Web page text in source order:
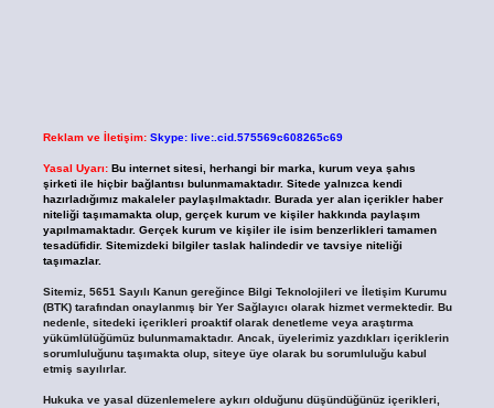
Reklam ve İletişim: Skype: live:.cid.575569c608265c69
Yasal Uyarı: Bu internet sitesi, herhangi bir marka, kurum veya şahıs
şirketi ile hiçbir bağlantısı bulunmamaktadır. Sitede yalnızca kendi
hazırladığımız makaleler paylaşılmaktadır. Burada yer alan içerikler haber
niteliği taşımamakta olup, gerçek kurum ve kişiler hakkında paylaşım
yapılmamaktadır. Gerçek kurum ve kişiler ile isim benzerlikleri tamamen
tesadüfidir. Sitemizdeki bilgiler taslak halindedir ve tavsiye niteliği
taşımazlar.
Sitemiz, 5651 Sayılı Kanun gereğince Bilgi Teknolojileri ve İletişim Kurumu
(BTK) tarafından onaylanmış bir Yer Sağlayıcı olarak hizmet vermektedir. Bu
nedenle, sitedeki içerikleri proaktif olarak denetleme veya araştırma
yükümlülüğümüz bulunmamaktadır. Ancak, üyelerimiz yazdıkları içeriklerin
sorumluluğunu taşımakta olup, siteye üye olarak bu sorumluluğu kabul
etmiş sayılırlar.
Hukuka ve yasal düzenlemelere aykırı olduğunu düşündüğünüz içerikleri,